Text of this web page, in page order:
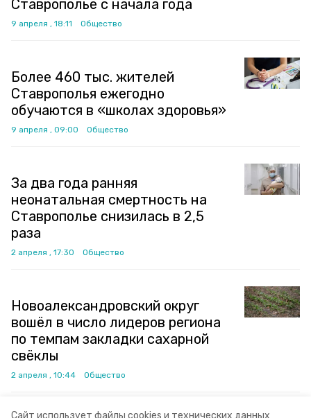
Сайт использует файлы cookies и технических данных
Ставрополье с начала года
9 апреля , 18:11 Общество
Более 460 тыс. жителей
Ставрополья ежегодно
обучаются в «школах здоровья»
9 апреля , 09:00 Общество
За два года ранняя
неонатальная смертность на
Ставрополье снизилась в 2,5
раза
2 апреля , 17:30 Общество
Новоалександровский округ
вошёл в число лидеров региона
по темпам закладки сахарной
свёклы
2 апреля , 10:44 Общество